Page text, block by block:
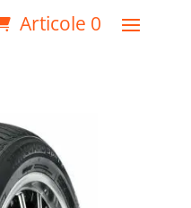
Articole 0